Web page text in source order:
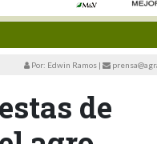
Por: Edwin Ramos |
de